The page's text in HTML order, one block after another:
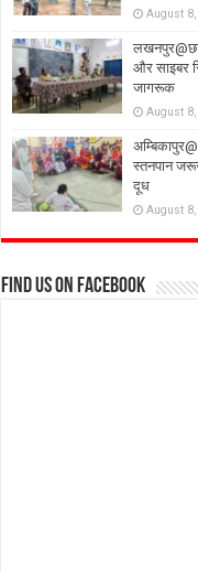
August
और साइबर
जागरूक
August
स्तनपान
दूध
August
Find us on Facebook